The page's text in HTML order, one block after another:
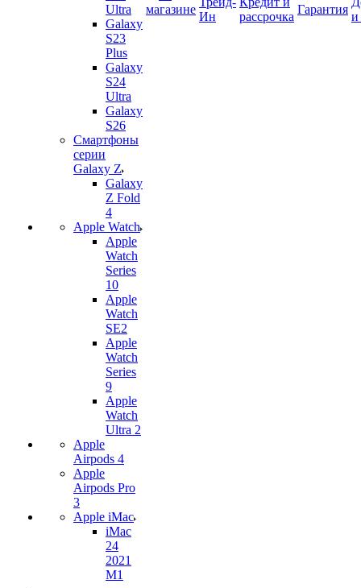
Ultra
Galaxy
S23
Plus
Galaxy
S24
Ultra
Galaxy
S26
Смартфоны
серии
Galaxy Z
Galaxy
Z Fold
4
Apple Watch
Apple
Watch
Series
10
Apple
Watch
SE2
Apple
Watch
Series
9
Apple
Watch
Ultra 2
Apple
Airpods 4
Apple
Airpods Pro
3
Apple iMac
iMac
24
2021
M1
магазине
Ин
рассрочка
Гарантия
и